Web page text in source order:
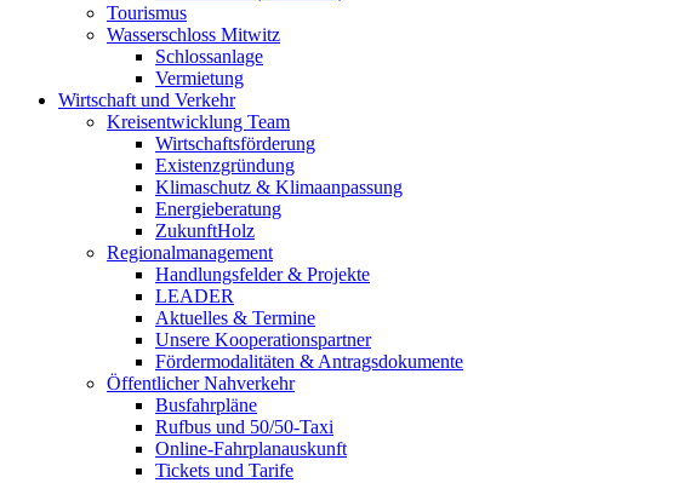
Tourismus
Wasserschloss Mitwitz
Schlossanlage
Vermietung
Wirtschaft und Verkehr
Kreisentwicklung Team
Wirtschaftsförderung
Existenzgründung
Klimaschutz & Klimaanpassung
Energieberatung
ZukunftHolz
Regionalmanagement
Handlungsfelder & Projekte
LEADER
Aktuelles & Termine
Unsere Kooperationspartner
Fördermodalitäten & Antragsdokumente
Öffentlicher Nahverkehr
Busfahrpläne
Rufbus und 50/50-Taxi
Online-Fahrplanauskunft
Tickets und Tarife